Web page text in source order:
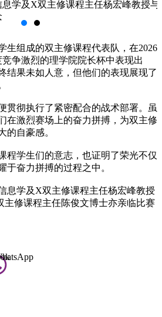
学及X双主修课程主任杨宏峰教授与
生组成的双主修课程代表队，在2026
争激烈的理学院院长杯中表现出
结果未如人意，但他们的表现展现了
贯彻执行了紧密配合的战术部署。虽
在激烈赛场上的奋力拼搏，为双主修
的自豪感。
程学生们的意志，也证明了荣光不仅
于奋力拼搏的过程之中。
息学及X双主修课程主任杨宏峰教授
主修课程主任陈俊文博士亦亲临比赛